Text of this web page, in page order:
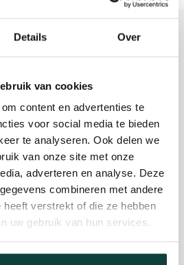
Details Over
van cookies
content en advertenties te
voor social media te bieden
te analyseren. Ook delen we
van onze site met onze
adverteren en analyse. Deze
combineren met andere
heeft verstrekt of die ze hebben
uw gebruik van hun services.